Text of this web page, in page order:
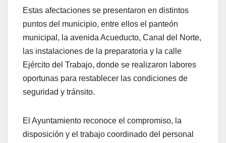
Estas afectaciones se presentaron en distintos
puntos del municipio, entre ellos el panteón
municipal, la avenida Acueducto, Canal del Norte,
las instalaciones de la preparatoria y la calle
Ejército del Trabajo, donde se realizaron labores
oportunas para restablecer las condiciones de
seguridad y tránsito.
El Ayuntamiento reconoce el compromiso, la
disposición y el trabajo coordinado del personal